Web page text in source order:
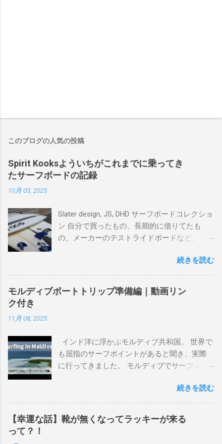
このブログの人気の投稿
Spirit Kooksよういちがこれまでに乗ってき
たサーフボードの記録
10月 03, 2025
Slater design, JS, DHD サーフボードコレクショ
ン 自分で買ったもの、長期的に借りてたも
の、メーカーのテストライドボードなど、イ
を書き残しているページです。 記録と残して
るので、過去のボードたちはもうすでに人に
譲って、手元に無いのがほとんどだけど。 色
んなサーフボードに乗って、サーフィンの世
ーメイドビーチ 最もロングライドしてきたポ
イント スナッパー、レインボーベイ、グリ
ーンマウント、クーリービーチ、キラ、レノ
狙っているポイント バーレー、キラ、レイ
ンボーベイ、クーリービーチ 絶対に入りたい
ポイント ベルズビーチ、グレートオーシャ
続きを読む
モルディブボートトリップ準備編｜動画リン
ク付き
11月 08, 2025
インド洋に浮かぶモルディブ共和国。 世界で
も屈指のサーフポイントがあると聞き、実際
に行ってきました。 モルディブでサーフィン
テルやリゾートに滞在して目の前のブレイク
を独占するスタイル。もうひとつが、複数の
ポイントを巡る「ボートトリップ」です。 今
回はそのボートトリップで、時間と空間の贅
続きを読む
【幸運な話】靴が無くなってラッキーが来る
って？！